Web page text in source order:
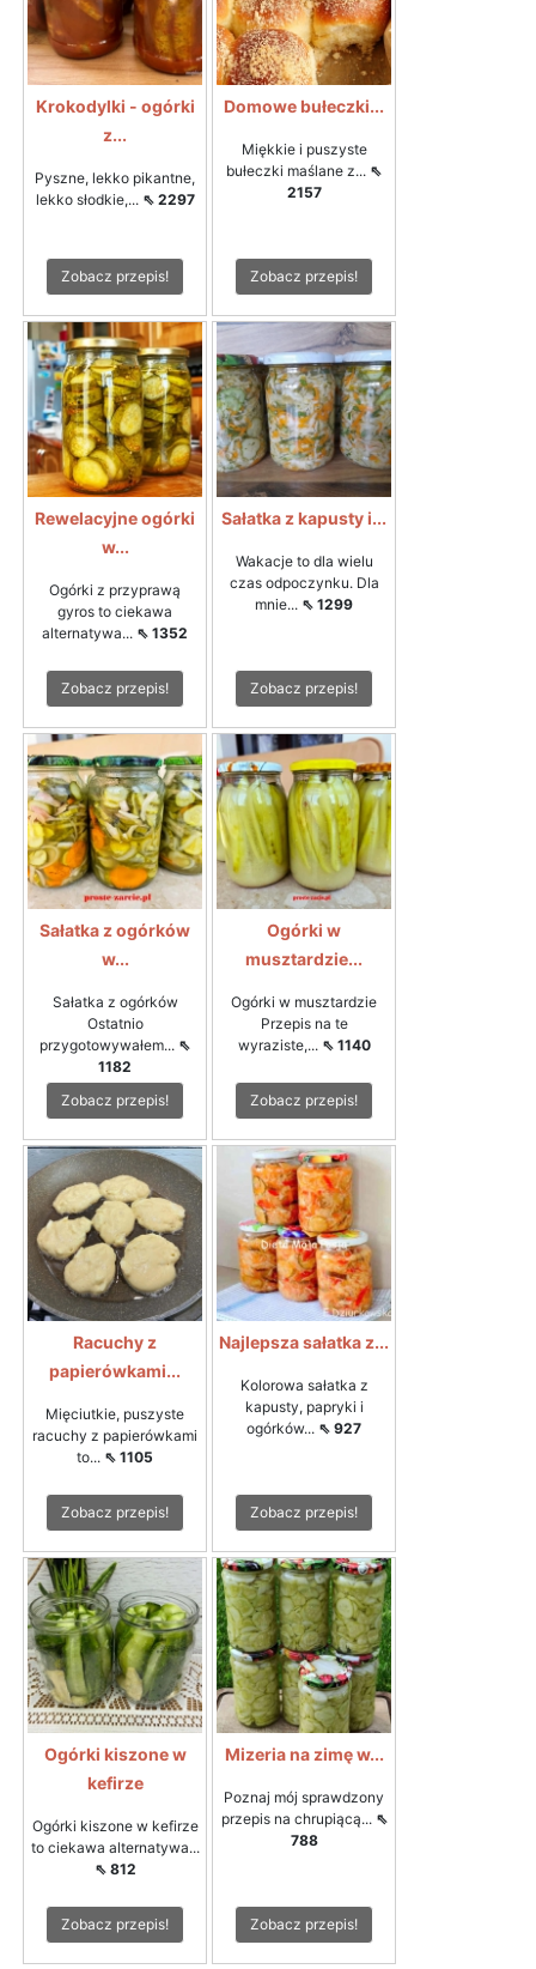
Krokodylki - ogórki
z...
Pyszne, lekko pikantne,
lekko słodkie,... ⇖ 2297
Zobacz przepis!
Domowe bułeczki...
Miękkie i puszyste
bułeczki maślane z... ⇖
2157
Zobacz przepis!
Rewelacyjne ogórki
w...
Ogórki z przyprawą
gyros to ciekawa
alternatywa... ⇖ 1352
Zobacz przepis!
Sałatka z kapusty i...
Wakacje to dla wielu
czas odpoczynku. Dla
mnie... ⇖ 1299
Zobacz przepis!
Sałatka z ogórków
w...
Sałatka z ogórków
Ostatnio
przygotowywałem... ⇖
1182
Zobacz przepis!
Ogórki w
musztardzie...
Ogórki w musztardzie
Przepis na te
wyraziste,... ⇖ 1140
Zobacz przepis!
Racuchy z
papierówkami...
Mięciutkie, puszyste
racuchy z papierówkami
to... ⇖ 1105
Zobacz przepis!
Najlepsza sałatka z...
Kolorowa sałatka z
kapusty, papryki i
ogórków... ⇖ 927
Zobacz przepis!
Ogórki kiszone w
kefirze
Ogórki kiszone w kefirze
to ciekawa alternatywa...
⇖ 812
Zobacz przepis!
Mizeria na zimę w...
Poznaj mój sprawdzony
przepis na chrupiącą... ⇖
788
Zobacz przepis!